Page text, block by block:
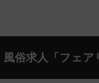
風俗求人「フェ